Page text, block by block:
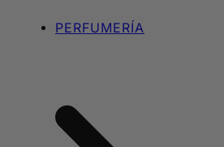
PERFUMERÍA